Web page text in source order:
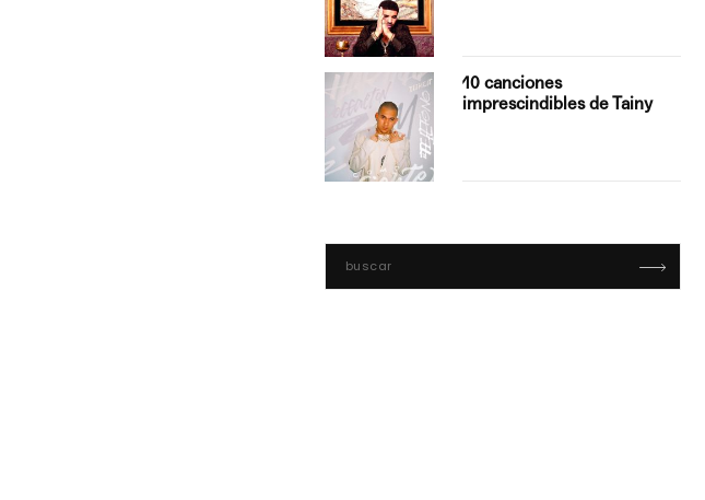
10 canciones
imprescindibles de Tainy